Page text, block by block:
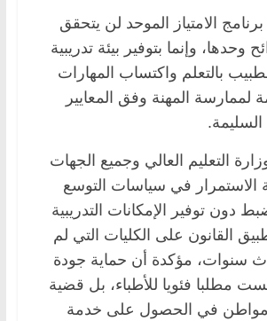
الامتياز الموحد لن يتحقق
وحدها، وإنما بتوفير بيئة تدريبية
بالتعلم واكتساب المهارات
لممارسة المهنة وفق المعايير
السليمة.
التعليم العالي وجميع الجهات
الاستمرار في سياسات التوسع
دون توفير الإمكانات التدريبية
القانون على الكليات التي لم
سنوات، مؤكدة أن حماية جودة
مطلبا فئويا للأطباء، بل قضية
في الحصول على خدمة